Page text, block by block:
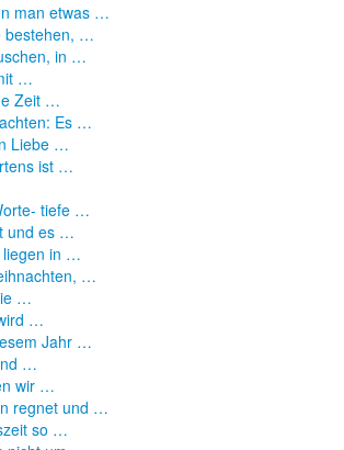
man etwas …
bestehen, …
in …
…
Zeit …
Es …
Liebe …
ist …
tiefe …
und es …
liegen in …
…
…
…
Jahr …
…
wir …
regnet und …
so …